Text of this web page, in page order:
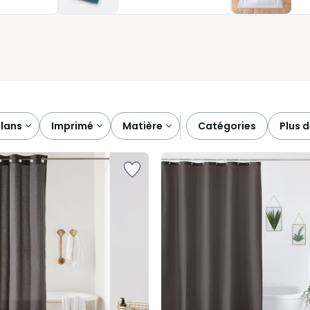
routine, de nombreux rideaux sont lavables en machine,
imprimé matière catégories plus